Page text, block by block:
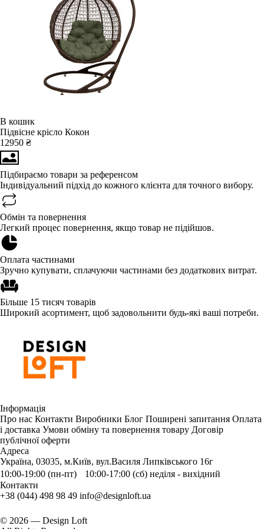
В кошик
Підвісне крісло Кокон
12950 ₴
Підбираємо товари за референсом
Індивідуальний підхід до кожного клієнта для точного вибору.
Обмін та повернення
Легкий процес повернення, якщо товар не підійшов.
Оплата частинами
Зручно купувати, сплачуючи частинами без додаткових витрат.
Більше 15 тисяч товарів
Широкий асортимент, щоб задовольнити будь-які ваші потреби.
Інформація
Про нас Контакти Виробники Блог Поширені запитання Оплата
і доставка Умови обміну та повернення товару Договір
публічної оферти
Адреса
Україна, 03035, м.Київ, вул.Василя Липківського 16г
10:00-19:00 (пн-пт) 10:00-17:00 (сб) неділя - вихідний
Контакти
+38 (044) 498 98 49 info@designloft.ua
© 2026 — Design Loft